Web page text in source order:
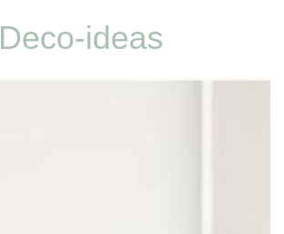
Deco-ideas